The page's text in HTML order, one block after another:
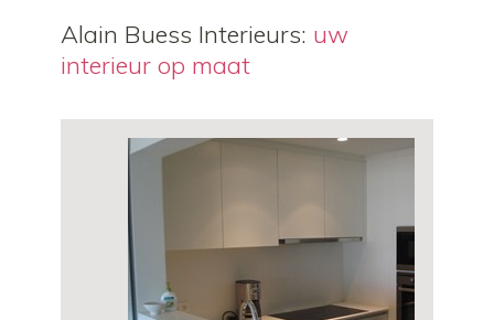
Alain Buess Interieurs: uw
interieur op maat